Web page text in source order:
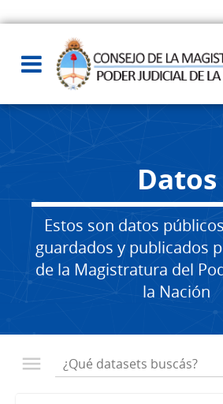
Datos
Estos son datos
guardados y publicados
de la Magistratura del
la Nación